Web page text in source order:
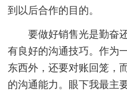
到以后合作的目的。
要做好销售光是勤奋
有良好的沟通技巧。作为
东西外，还要对账回笼，
的沟通能力。眼下我最主